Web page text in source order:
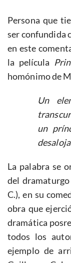
Persona que
ser confundida
en este
la película
homónimo de
Un
un
La palabra se
del
C.), en su
obra que
dramática
todos los
ejemplo de